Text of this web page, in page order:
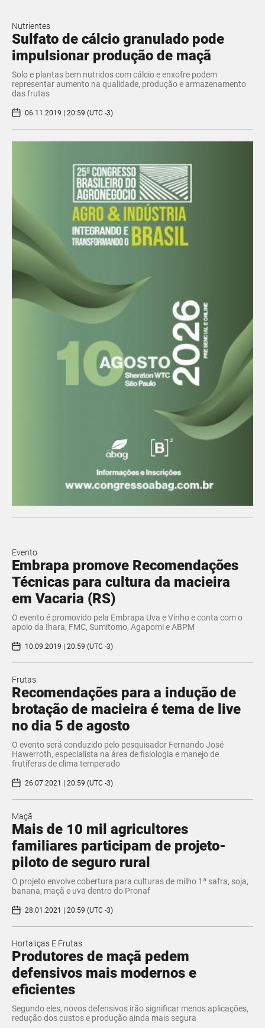
Nutrientes
Sulfato de cálcio granulado pode
impulsionar produção de maçã
Solo e plantas bem nutridos com cálcio e enxofre podem
representar aumento na qualidade, produção e armazenamento
das frutas
06.11.2019 | 20:59 (UTC -3)
Evento
Embrapa promove Recomendações
Técnicas para cultura da macieira
em Vacaria (RS)
O evento é promovido pela Embrapa Uva e Vinho e conta com o
apoio da Ihara, FMC, Sumitomo, Agapomi e ABPM
10.09.2019 | 20:59 (UTC -3)
Frutas
Recomendações para a indução de
brotação de macieira é tema de live
no dia 5 de agosto
O evento será conduzido pelo pesquisador Fernando José
Hawerroth, especialista na área de fisiologia e manejo de
frutíferas de clima temperado
26.07.2021 | 20:59 (UTC -3)
Maçã
Mais de 10 mil agricultores
familiares participam de projeto-
piloto de seguro rural
O projeto envolve cobertura para culturas de milho 1ª safra, soja,
banana, maçã e uva dentro do Pronaf
28.01.2021 | 20:59 (UTC -3)
Hortaliças E Frutas
Produtores de maçã pedem
defensivos mais modernos e
eficientes
Segundo eles, novos defensivos irão significar menos aplicações,
redução dos custos e produção ainda mais segura